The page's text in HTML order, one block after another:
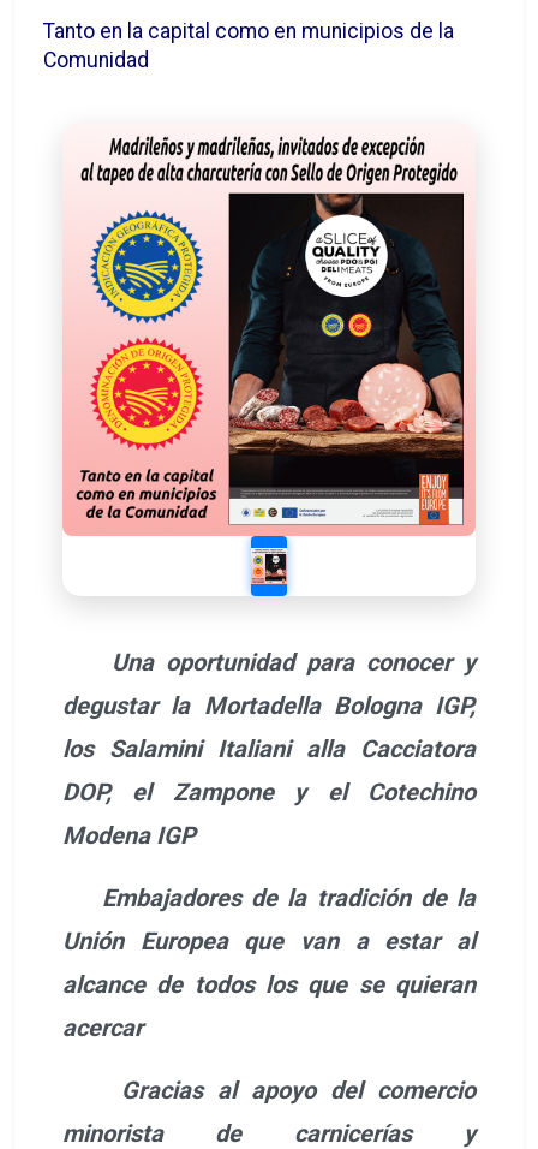
Tanto en la capital como en municipios de la
Comunidad
Una oportunidad para conocer y
degustar la Mortadella Bologna IGP,
los Salamini Italiani alla Cacciatora
DOP, el Zampone y el Cotechino
Modena IGP
Embajadores de la tradición de la
Unión Europea que van a estar al
alcance de todos los que se quieran
acercar
Gracias al apoyo del comercio
minorista de carnicerías y